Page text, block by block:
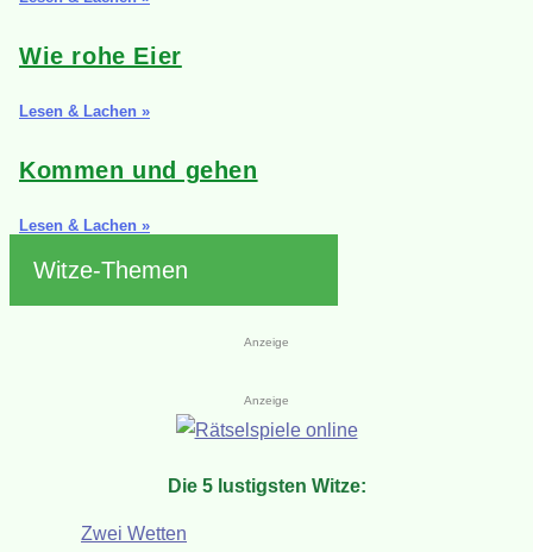
Wie rohe Eier
Lesen & Lachen »
Kommen und gehen
Lesen & Lachen »
Witze-Themen
Anzeige
Anzeige
Die 5 lustigsten Witze:
Zwei Wetten